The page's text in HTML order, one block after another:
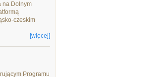
na Dolnym
czeskim
[więcej]
Programu